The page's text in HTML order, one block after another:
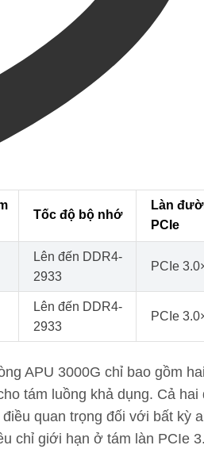
Tốc độ bộ nhớ
Làn
PCIe
Lên đến DDR4-
2933
PCIe
Lên đến DDR4-
2933
PCIe
APU 3000G chỉ bao gồm
tám luồng khả dụng. Cả hai
quan trọng đối với bất kỳ
chỉ giới hạn ở tám làn PCIe